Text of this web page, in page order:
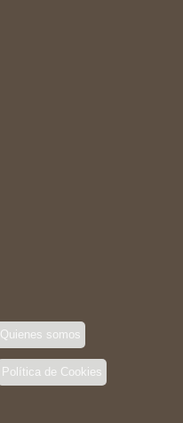
Quienes somos
Política de Cookies